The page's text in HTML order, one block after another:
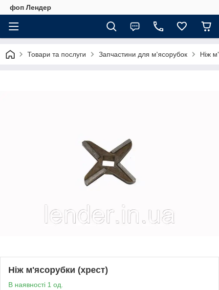
фоп Лендер
Товари та послуги Запчастини для м'ясорубок Ніж
Ніж м'ясорубки (хрест)
В наявності 1 од.